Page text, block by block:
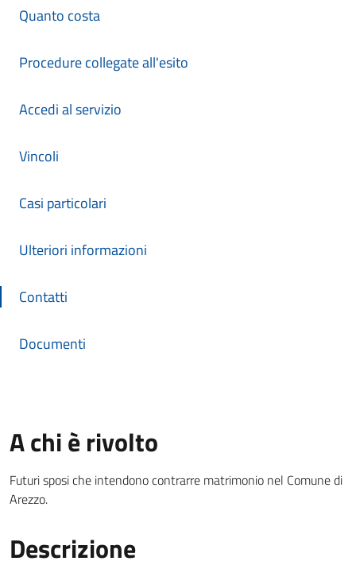
Quanto costa
Procedure collegate all'esito
Accedi al servizio
Vincoli
Casi particolari
Ulteriori informazioni
Contatti
Documenti
A chi è rivolto
Futuri sposi che intendono contrarre matrimonio nel Comune di
Arezzo.
Descrizione